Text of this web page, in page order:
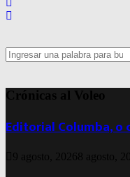
Search
for:
Crónicas al Voleo
Editorial Columba, o
9 agosto, 20268 agosto,